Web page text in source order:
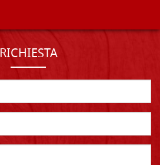
RICHIESTA